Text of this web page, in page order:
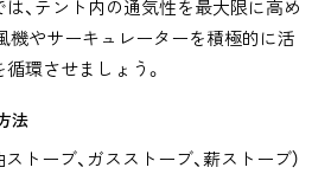
、テント内の通気性を最大限に高め
機やサーキュレーターを積極的に活
環させましょう。
法
トーブ、ガスストーブ、薪ストーブ）